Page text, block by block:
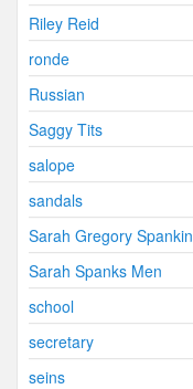
Riley Reid
ronde
Russian
Saggy Tits
salope
sandals
Sarah Gregory
Sarah Spanks Men
school
secretary
seins